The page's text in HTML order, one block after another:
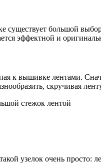
большой
эффектной и
к вышивке лентами.
скручивая
стежок лентой
узелок очень просто: